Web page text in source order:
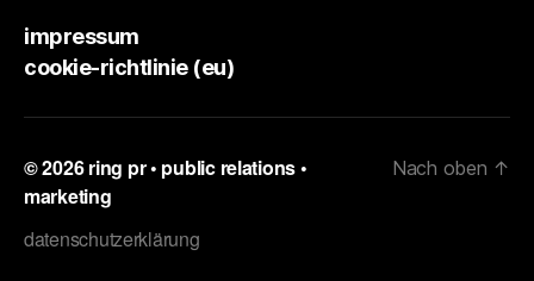
impressum
cookie-richtlinie (eu)
© 2026ring pr • public relations •
marketing
datenschutzerklärung
Nach oben ↑